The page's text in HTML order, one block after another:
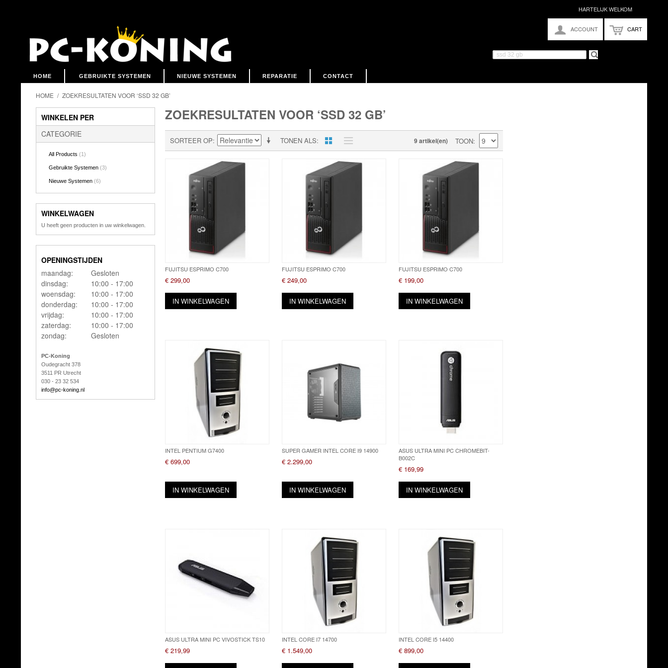
HARTELIJK WELKOM
ACCOUNT CART
HOME GEBRUIKTE SYSTEMEN NIEUWE SYSTEMEN REPARATIE CONTACT
HOME / ZOEKRESULTATEN VOOR ‘SSD 32 GB’
WINKELEN PER
CATEGORIE
All Products (1)
Gebruikte Systemen (3)
Nieuwe Systemen (6)
ZOEKRESULTATEN VOOR ‘SSD 32 GB’
TONEN ALS
SORTEER OP 9 artikel(en) TOON
FUJITSU ESPRIMO C700
€ 299,00
IN WINKELWAGEN
FUJITSU ESPRIMO C700
€ 249,00
IN WINKELWAGEN
FUJITSU ESPRIMO C700
€ 199,00
IN WINKELWAGEN
INTEL PENTIUM G7400
€ 699,00
IN WINKELWAGEN
SUPER GAMER INTEL CORE I9 14900
€ 2.299,00
IN WINKELWAGEN
ASUS ULTRA MINI PC CHROMEBIT-
B002C
€ 169,99
IN WINKELWAGEN
ASUS ULTRA MINI PC VIVOSTICK TS10
€ 219,99
INTEL CORE I7 14700
€ 1.549,00
INTEL CORE I5 14400
€ 899,00
WINKELWAGEN
U heeft geen producten in uw winkelwagen.
OPENINGSTIJDEN
maandag:
dinsdag:
woensdag:
donderdag:
vrijdag:
zaterdag:
zondag:
Gesloten
10:00 - 17:00
10:00 - 17:00
10:00 - 17:00
10:00 - 17:00
10:00 - 17:00
Gesloten
PC-Koning
Oudegracht 378
3511 PR Utrecht
030 - 23 32 534
info@pc-koning.nl